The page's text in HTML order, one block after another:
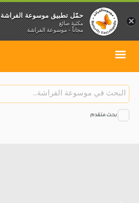
بحث متقدم
×
حمّل تطبيق موسوعة الفراشة
مكتبة صائغ
مجاناً - موسوعة الفراشة